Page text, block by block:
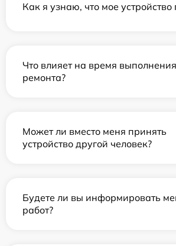
Как я узнаю, что мое устройство
Что влияет на время выполнения
ремонта?
Может ли вместо меня принять
устройство другой человек?
Будете ли вы информировать
работ?